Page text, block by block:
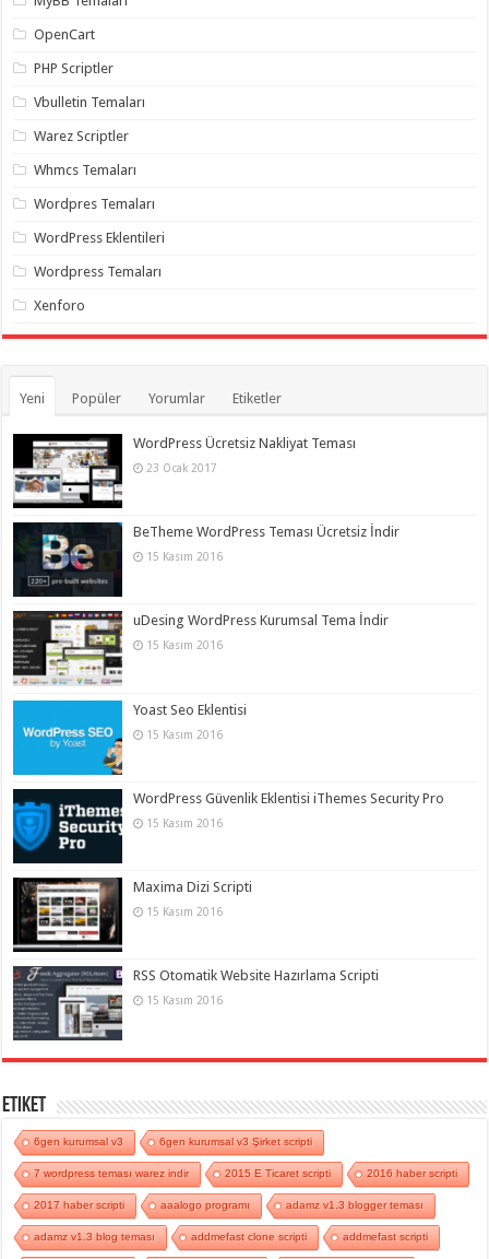
OpenCart
PHP Scriptler
Vbulletin Temaları
Warez Scriptler
Whmcs Temaları
Wordpres Temaları
WordPress Eklentileri
Wordpress Temaları
Xenforo
Yeni Popüler Yorumlar Etiketler
WordPress Ücretsiz Nakliyat Teması
23 Ocak 2017
BeTheme WordPress Teması Ücretsiz İndir
15 Kasım 2016
uDesing WordPress Kurumsal Tema İndir
15 Kasım 2016
Yoast Seo Eklentisi
15 Kasım 2016
WordPress Güvenlik Eklentisi iThemes Security Pro
15 Kasım 2016
Maxima Dizi Scripti
15 Kasım 2016
RSS Otomatik Website Hazırlama Scripti
15 Kasım 2016
Etiket
6gen kurumsal v3 6gen kurumsal v3 Şirket scripti
7 wordpress teması warez indir 2015 E Ticaret scripti 2016 haber scripti
2017 haber scripti aaalogo programı adamz v1.3 blogger teması
adamz v1.3 blog teması addmefast clone scripti addmefast scripti